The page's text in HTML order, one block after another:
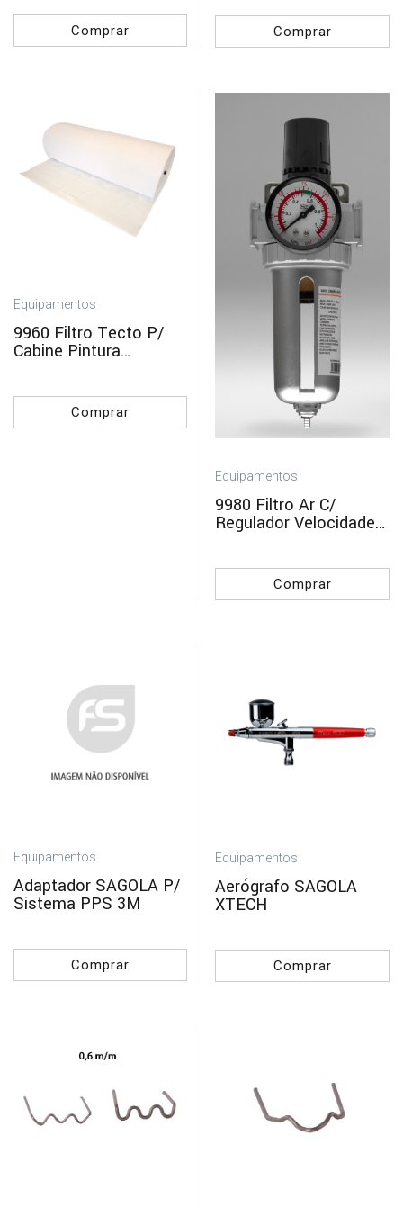
Comprar Comprar
Equipamentos
9960 Filtro Tecto P/
Cabine Pintura
Comprar
Equipamentos
9980 Filtro Ar C/
Regulador Velocidade
Comprar
Equipamentos
Adaptador SAGOLA P/
Sistema PPS 3M
Comprar
Equipamentos
Aerógrafo SAGOLA
XTECH
Comprar